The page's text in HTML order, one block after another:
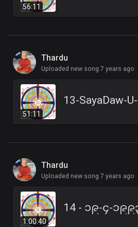
56:11
Thardu
Uploaded new song 7 years ago
51:11
Thardu
Uploaded new song 7 years ago
1:00:40